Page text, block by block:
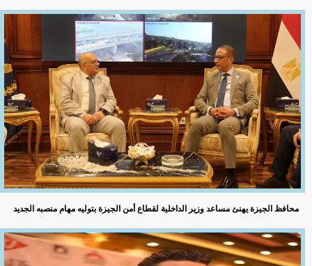
محافظ الجيزة يهنئ مساعد وزير الداخلية لقطاع أمن الجيزة بتوليه مهام منصبه الجديد